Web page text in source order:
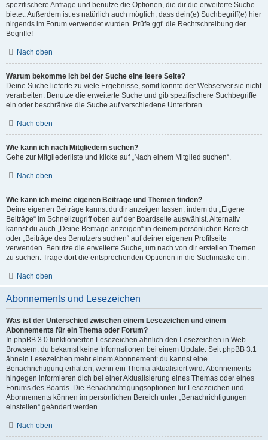
spezifischere Anfrage und benutze die Optionen, die dir die erweiterte Suche
bietet. Außerdem ist es natürlich auch möglich, dass dein(e) Suchbegriff(e) hier
nirgends im Forum verwendet wurden. Prüfe ggf. die Rechtschreibung der
Begriffe!
Nach oben
Warum bekomme ich bei der Suche eine leere Seite?
Deine Suche lieferte zu viele Ergebnisse, somit konnte der Webserver sie nicht
verarbeiten. Benutze die erweiterte Suche und gib spezifischere Suchbegriffe
ein oder beschränke die Suche auf verschiedene Unterforen.
Nach oben
Wie kann ich nach Mitgliedern suchen?
Gehe zur Mitgliederliste und klicke auf „Nach einem Mitglied suchen“.
Nach oben
Wie kann ich meine eigenen Beiträge und Themen finden?
Deine eigenen Beiträge kannst du dir anzeigen lassen, indem du „Eigene
Beiträge“ im Schnellzugriff oben auf der Boardseite auswählst. Alternativ
kannst du auch „Deine Beiträge anzeigen“ in deinem persönlichen Bereich
oder „Beiträge des Benutzers suchen“ auf deiner eigenen Profilseite
verwenden. Benutze die erweiterte Suche, um nach von dir erstellen Themen
zu suchen. Trage dort die entsprechenden Optionen in die Suchmaske ein.
Nach oben
Abonnements und Lesezeichen
Was ist der Unterschied zwischen einem Lesezeichen und einem
Abonnements für ein Thema oder Forum?
In phpBB 3.0 funktionierten Lesezeichen ähnlich den Lesezeichen in Web-
Browsern: du bekamst keine Informationen bei einem Update. Seit phpBB 3.1
ähneln Lesezeichen mehr einem Abonnement: du kannst eine
Benachrichtigung erhalten, wenn ein Thema aktualisiert wird. Abonnements
hingegen informieren dich bei einer Aktualisierung eines Themas oder eines
Forums des Boards. Die Benachrichtigungsoptionen für Lesezeichen und
Abonnements können im persönlichen Bereich unter „Benachrichtigungen
einstellen“ geändert werden.
Nach oben